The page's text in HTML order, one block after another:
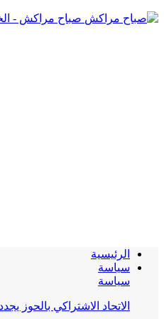
صباح مراكش -
الرئيسية
سياسة
سياسة
الاتحاد الاشتراكي بالحوز